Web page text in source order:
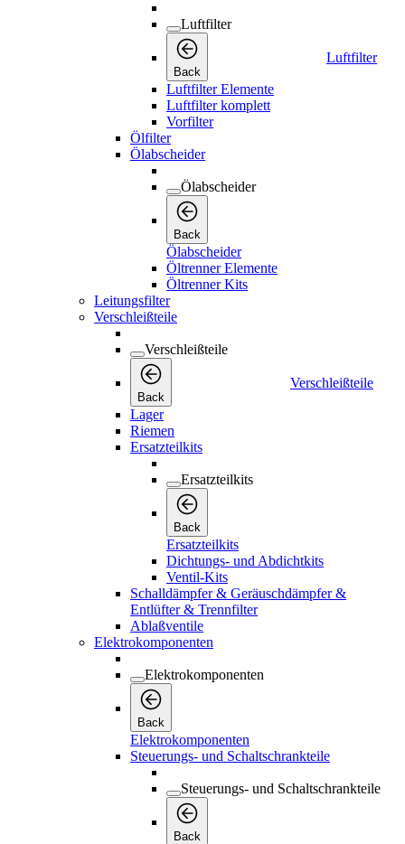
Luftfilter
Back
Luftfilter
Luftfilter Elemente
Luftfilter komplett
Vorfilter
Ölfilter
Ölabscheider
Ölabscheider
Back
Ölabscheider
Öltrenner Elemente
Öltrenner Kits
Leitungsfilter
Verschleißteile
Verschleißteile
Back
Verschleißteile
Lager
Riemen
Ersatzteilkits
Ersatzteilkits
Back
Ersatzteilkits
Dichtungs- und Abdichtkits
Ventil-Kits
Schalldämpfer & Geräuschdämpfer &
Entlüfter & Trennfilter
Ablaßventile
Elektrokomponenten
Elektrokomponenten
Back
Elektrokomponenten
Steuerungs- und Schaltschrankteile
Steuerungs- und Schaltschrankteile
Back